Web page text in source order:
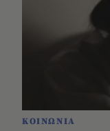
ΚΟΙΝΩΝΙΑ